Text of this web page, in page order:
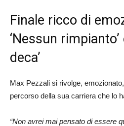
Finale ricco di
‘Nessun rimpianto’
deca’
Max Pezzali si rivolge,
percorso della sua carriera che lo
“Non avrei mai pensato di essere